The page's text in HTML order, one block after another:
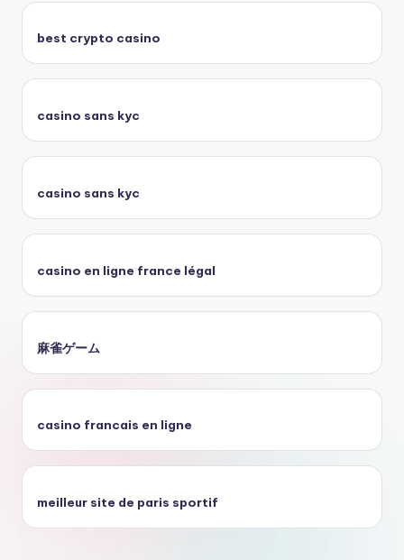
best crypto casino
casino sans kyc
casino sans kyc
casino en ligne france légal
麻雀ゲーム
casino francais en ligne
meilleur site de paris sportif